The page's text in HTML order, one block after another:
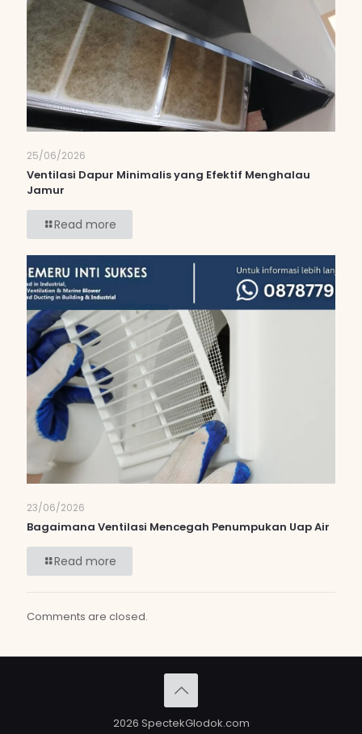
25/06/2026
Ventilasi Dapur Minimalis yang Efektif Menghalau
Jamur
Read more
23/06/2026
Bagaimana Ventilasi Mencegah Penumpukan Uap Air
Read more
Comments are closed.
2026 SpectekGlodok.com